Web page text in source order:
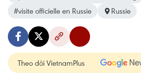
#visite officielle en Russie
Russie
Theo dõi VietnamPlus